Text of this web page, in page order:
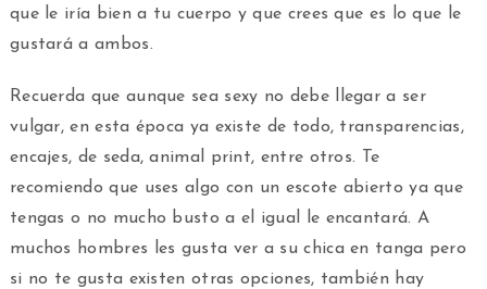
que le iría bien a tu cuerpo y que crees que es lo que le
gustará a ambos.
Recuerda que aunque sea sexy no debe llegar a ser
vulgar, en esta época ya existe de todo, transparencias,
encajes, de seda, animal print, entre otros. Te
recomiendo que uses algo con un escote abierto ya que
tengas o no mucho busto a el igual le encantará. A
muchos hombres les gusta ver a su chica en tanga pero
si no te gusta existen otras opciones, también hay